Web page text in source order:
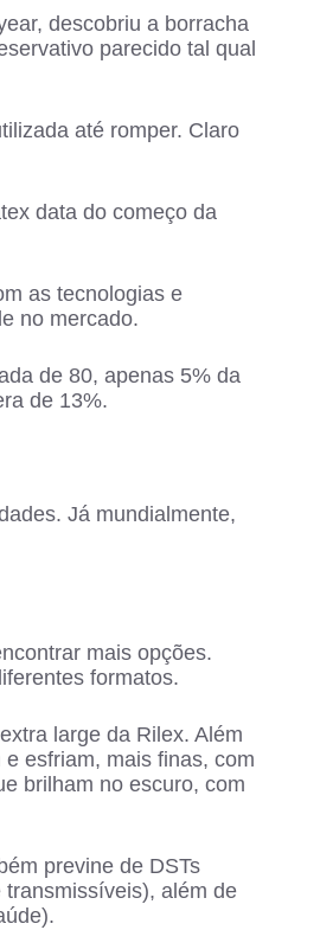
descobriu a borracha
parecido tal qual
até romper. Claro
data do começo da
as tecnologias e
no mercado.
de 80, apenas 5% da
de 13%.
Já mundialmente,
mais opções.
formatos.
large da Rilex. Além
esfriam, mais finas, com
brilham no escuro, com
previne de DSTs
além de